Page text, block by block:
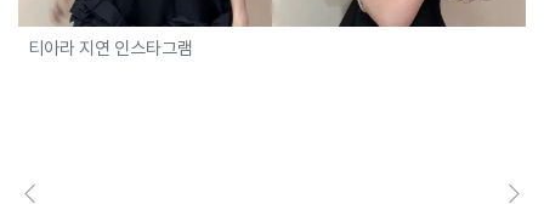
티아라 지연 인스타그램